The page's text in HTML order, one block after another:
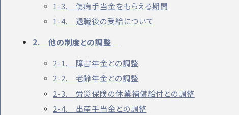
1-3. 傷病手当金をもらえる期間
1-4. 退職後の受給について
2. 他の制度との調整
2-1. 障害年金との調整
2-2. 老齢年金との調整
2-3. 労災保険の休業補償給付との調整
2-4. 出産手当金との調整